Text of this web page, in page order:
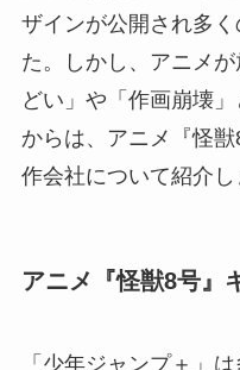
ザインが公開され多
た。しかし、アニメ
どい」や「作画崩壊
からは、アニメ『怪
作会社について紹介し
アニメ『怪獣8号』
「少年ジャンプ＋」